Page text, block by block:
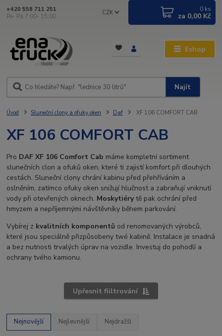
Eshop
CZK
Najít
+420 558 711 251
Po- Pá 7:00- 15:00
0 ks
za 0,00 Kč
Úvod Sluneční clony a ofuky oken Daf XF 106 COMFORT CAB
XF 106 COMFORT CAB
Pro DAF XF 106 Comfort Cab máme kompletní sortiment
slunečních clon a ofuků oken, které ti zajistí komfort při dlouhých
cestách. Sluneční clony chrání kabinu před přehříváním a
oslněním, zatímco ofuky oken snižují hlučnost a zabraňují vniknutí
vody při otevřených oknech. Moskytiérytě pak ochrání před
hmyzem a nepříjemnými návštěvníky během parkování.
Vybírej z kvalitních komponentů od renomovaných výrobců,
které jsou speciálně přizpůsobeny twé kabině. Instalace je snadná
a bez nutnosti trvalých úprav na vozidle. Investuj do pohodlí a
ochrany tvého kamionu.
Upřesnit fiiltrování
Nejnovější Nejlevnější Nejdražší